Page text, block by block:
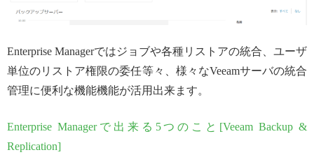
Enterprise Managerではジョブや各種リストアの統合、ユーザ
単位のリストア権限の委任等々、様々なVeeamサーバの統合
管理に便利な機能機能が活用出来ます。
Enterprise Managerで出来る5つのこと[Veeam Backup &
Replication]